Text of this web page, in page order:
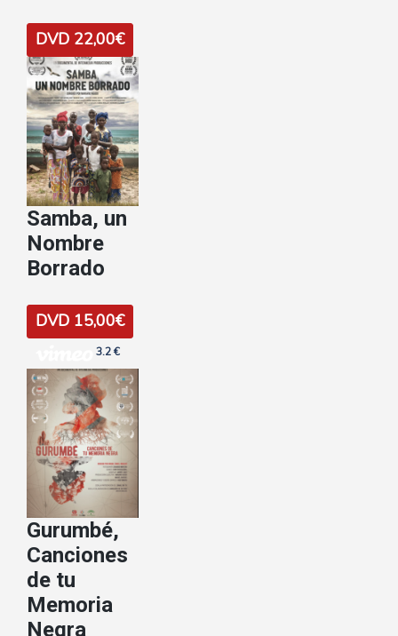
DVD 22,00€
Samba, un
Nombre
Borrado
DVD 15,00€
3.2 €
Gurumbé,
Canciones
de tu
Memoria
Negra